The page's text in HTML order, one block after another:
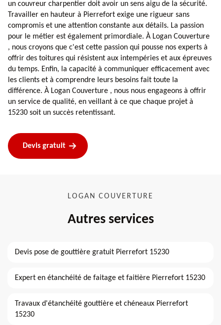
un couvreur charpentier doit avoir un sens aigu de la sécurité.
Travailler en hauteur à Pierrefort exige une rigueur sans
compromis et une attention constante aux détails. La passion
pour le métier est également primordiale. À Logan Couverture
, nous croyons que c'est cette passion qui pousse nos experts à
offrir des toitures qui résistent aux intempéries et aux épreuves
du temps. Enfin, la capacité à communiquer efficacement avec
les clients et à comprendre leurs besoins fait toute la
différence. À Logan Couverture , nous nous engageons à offrir
un service de qualité, en veillant à ce que chaque projet à
15230 soit un succès retentissant.
Devis gratuit
LOGAN COUVERTURE
Autres services
Devis pose de gouttière gratuit Pierrefort 15230
Expert en étanchéité de faitage et faitière Pierrefort 15230
Travaux d'étanchéité gouttière et chéneaux Pierrefort
15230